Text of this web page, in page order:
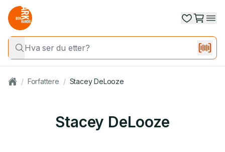
/ Forfattere / Stacey DeLooze
Stacey DeLooze